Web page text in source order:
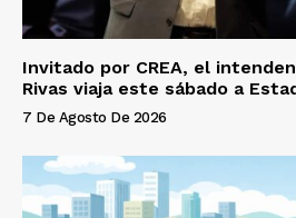
Invitado por CREA, el
Rivas viaja este sábado a
7 De Agosto De 2026